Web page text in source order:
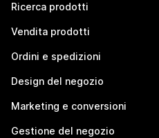
Ricerca prodotti
Vendita prodotti
Ordini e spedizioni
Design del negozio
Marketing e conversioni
Gestione del negozio